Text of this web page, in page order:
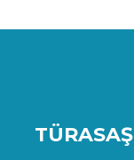
TÜRASAŞ